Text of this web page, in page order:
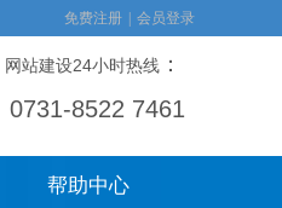
网站建设24小时热线 ：
0731-8522 7461
免费注册 会员登录
帮助中心